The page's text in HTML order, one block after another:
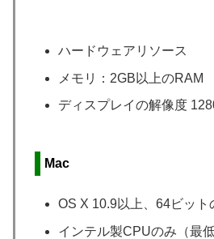
ハードウェアリソース
メモリ：2GB以上のRAM
ディスプレイの解像度
Mac
OS X 10.9以上、64ビット
インテル製CPUのみ（最